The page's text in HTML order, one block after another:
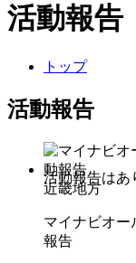
活動報告
トップ
活動報告
近畿地方
マイナビオ
報告